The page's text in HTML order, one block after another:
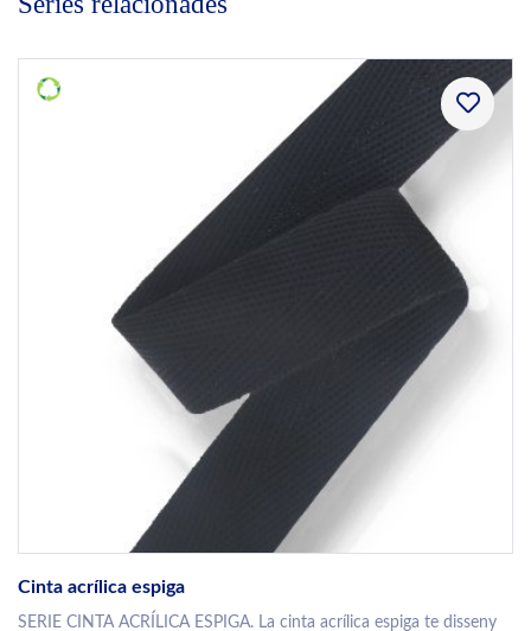
Cinta acrílica espiga
SERIE CINTA ACRÍLICA ESPIGA. La cinta acrílica espiga te disseny